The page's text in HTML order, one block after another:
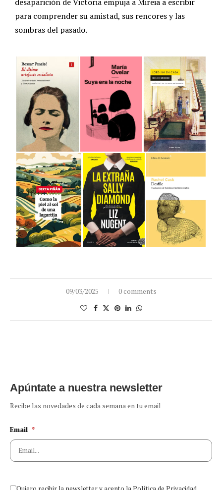
para comprender su amistad, sus rencores y las
sombras del pasado.
09/03/2025 0 comments
Apúntate a nuestra newsletter
Recibe las novedades de cada semana en tu email
Email *